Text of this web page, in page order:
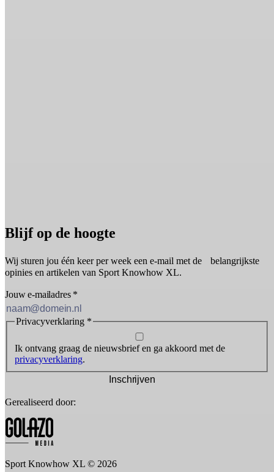
Blijf op de hoogte
Wij sturen jou één keer per week een e-mail met de belangrijkste
opinies en artikelen van Sport Knowhow XL.
Jouw e-mailadres *
Privacyverklaring *
Ik ontvang graag de nieuwsbrief en ga akkoord met de
privacyverklaring.
Inschrijven
Gerealiseerd door:
Sport Knowhow XL © 2026